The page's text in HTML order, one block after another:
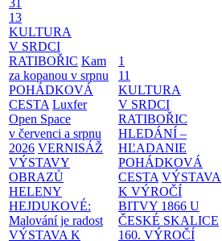
31
13
KULTURA
V SRDCI
RATIBOŘIC Kam
za kopanou v srpnu
POHÁDKOVÁ
CESTA Luxfer
Open Space
v červenci a srpnu
2026 VERNISÁŽ
VÝSTAVY
OBRAZŮ
HELENY
HEJDUKOVÉ:
Malování je radost
VÝSTAVA K
1
11
KULTURA
V SRDCI
RATIBOŘIC
HLEDÁNÍ –
HĽADANIE
POHÁDKOVÁ
CESTA VÝSTAVA
K VÝROČÍ
BITVY 1866 U
ČESKÉ SKALICE
160. VÝROČÍ